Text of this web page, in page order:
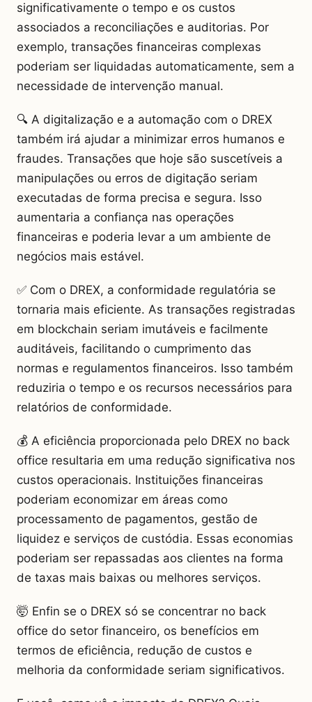
significativamente o tempo e os custos
associados a reconciliações e auditorias. Por
exemplo, transações financeiras complexas
poderiam ser liquidadas automaticamente, sem a
necessidade de intervenção manual.
🔍 A digitalização e a automação com o DREX
também irá ajudar a minimizar erros humanos e
fraudes. Transações que hoje são suscetíveis a
manipulações ou erros de digitação seriam
executadas de forma precisa e segura. Isso
aumentaria a confiança nas operações
financeiras e poderia levar a um ambiente de
negócios mais estável.
✅ Com o DREX, a conformidade regulatória se
tornaria mais eficiente. As transações registradas
em blockchain seriam imutáveis e facilmente
auditáveis, facilitando o cumprimento das
normas e regulamentos financeiros. Isso também
reduziria o tempo e os recursos necessários para
relatórios de conformidade.
💰 A eficiência proporcionada pelo DREX no back
office resultaria em uma redução significativa nos
custos operacionais. Instituições financeiras
poderiam economizar em áreas como
processamento de pagamentos, gestão de
liquidez e serviços de custódia. Essas economias
poderiam ser repassadas aos clientes na forma
de taxas mais baixas ou melhores serviços.
🤯 Enfin se o DREX só se concentrar no back
office do setor financeiro, os benefícios em
termos de eficiência, redução de custos e
melhoria da conformidade seriam significativos.